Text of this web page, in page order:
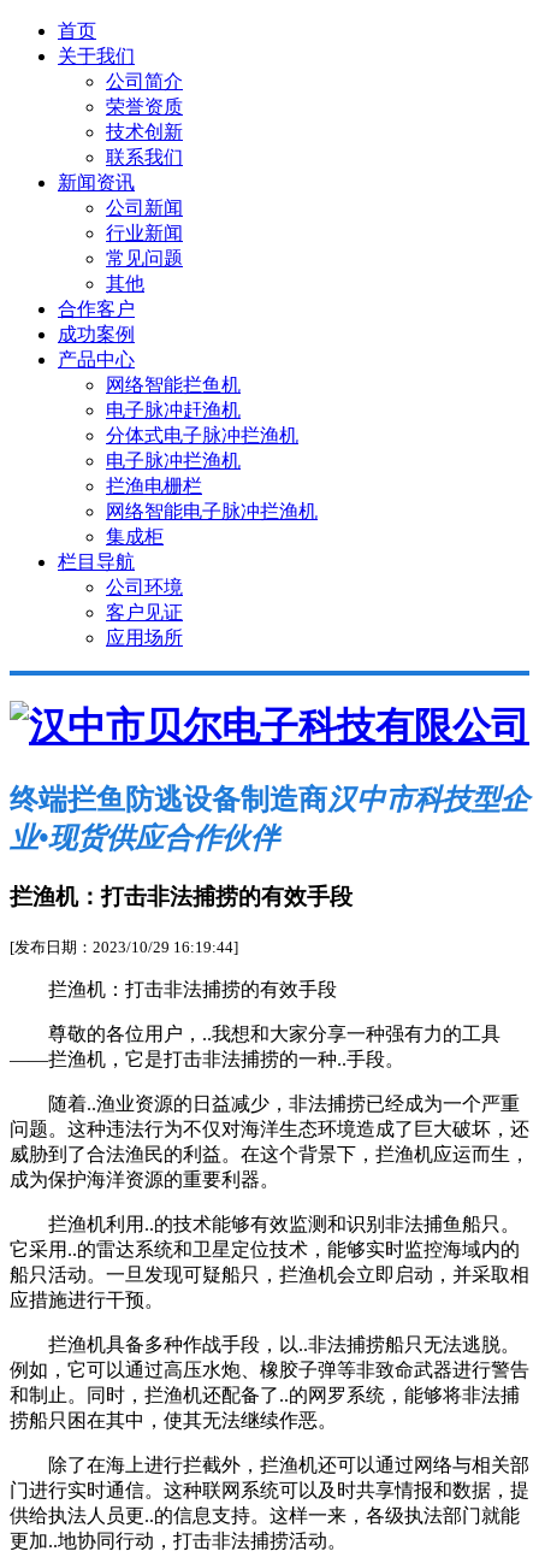
首页
关于我们
公司简介
荣誉资质
技术创新
联系我们
新闻资讯
公司新闻
行业新闻
常见问题
其他
合作客户
成功案例
产品中心
网络智能拦鱼机
电子脉冲赶渔机
分体式电子脉冲拦渔机
电子脉冲拦渔机
拦渔电栅栏
网络智能电子脉冲拦渔机
集成柜
栏目导航
公司环境
客户见证
应用场所
终端拦鱼防逃设备制造商汉中市科技型企
业•现货供应合作伙伴
拦渔机：打击非法捕捞的有效手段
[发布日期：2023/10/29 16:19:44]
拦渔机：打击非法捕捞的有效手段
尊敬的各位用户，..我想和大家分享一种强有力的工具
——拦渔机，它是打击非法捕捞的一种..手段。
随着..渔业资源的日益减少，非法捕捞已经成为一个严重
问题。这种违法行为不仅对海洋生态环境造成了巨大破坏，还
威胁到了合法渔民的利益。在这个背景下，拦渔机应运而生，
成为保护海洋资源的重要利器。
拦渔机利用..的技术能够有效监测和识别非法捕鱼船只。
它采用..的雷达系统和卫星定位技术，能够实时监控海域内的
船只活动。一旦发现可疑船只，拦渔机会立即启动，并采取相
应措施进行干预。
拦渔机具备多种作战手段，以..非法捕捞船只无法逃脱。
例如，它可以通过高压水炮、橡胶子弹等非致命武器进行警告
和制止。同时，拦渔机还配备了..的网罗系统，能够将非法捕
捞船只困在其中，使其无法继续作恶。
除了在海上进行拦截外，拦渔机还可以通过网络与相关部
门进行实时通信。这种联网系统可以及时共享情报和数据，提
供给执法人员更..的信息支持。这样一来，各级执法部门就能
更加..地协同行动，打击非法捕捞活动。